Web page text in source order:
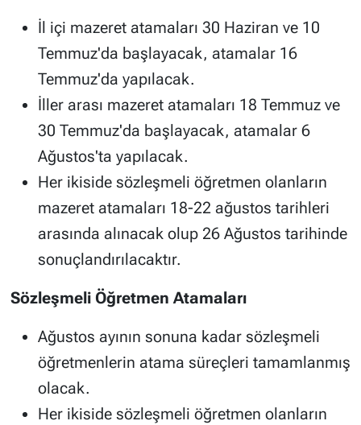
İl içi mazeret atamaları 30 Haziran ve 10
Temmuz'da başlayacak, atamalar 16
Temmuz'da yapılacak.
İller arası mazeret atamaları 18 Temmuz ve
30 Temmuz'da başlayacak, atamalar 6
Ağustos'ta yapılacak.
Her ikiside sözleşmeli öğretmen olanların
mazeret atamaları 18-22 ağustos tarihleri
arasında alınacak olup 26 Ağustos tarihinde
sonuçlandırılacaktır.
Sözleşmeli Öğretmen Atamaları
Ağustos ayının sonuna kadar sözleşmeli
öğretmenlerin atama süreçleri tamamlanmış
olacak.
Her ikiside sözleşmeli öğretmen olanların